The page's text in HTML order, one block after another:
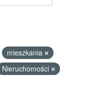
mieszkania
Nieruchomości